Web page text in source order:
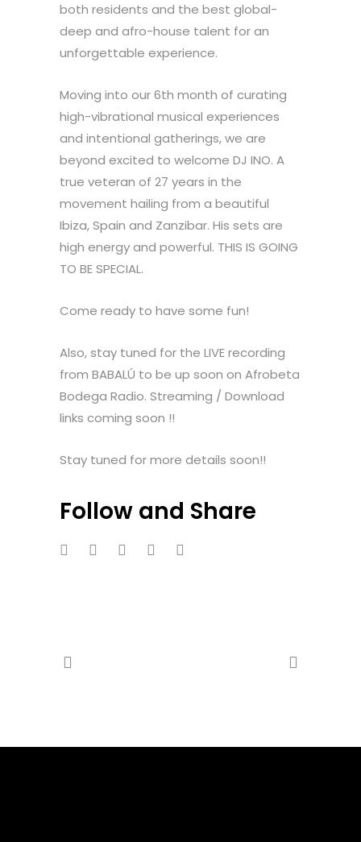
both residents and the best global-
deep and afro-house talent for an
unforgettable experience.
Moving into our 6th month of curating
high-vibrational musical experiences
and intentional gatherings, we are
beyond excited to welcome DJ INO. A
true veteran of 27 years in the
movement hailing from a beautiful
Ibiza, Spain and Zanzibar. His sets are
high energy and powerful. THIS IS GOING
TO BE SPECIAL.
Come ready to have some fun!
Also, stay tuned for the LIVE recording
from BABALÚ to be up soon on Afrobeta
Bodega Radio. Streaming / Download
links coming soon !!
Stay tuned for more details soon!!
Follow and Share